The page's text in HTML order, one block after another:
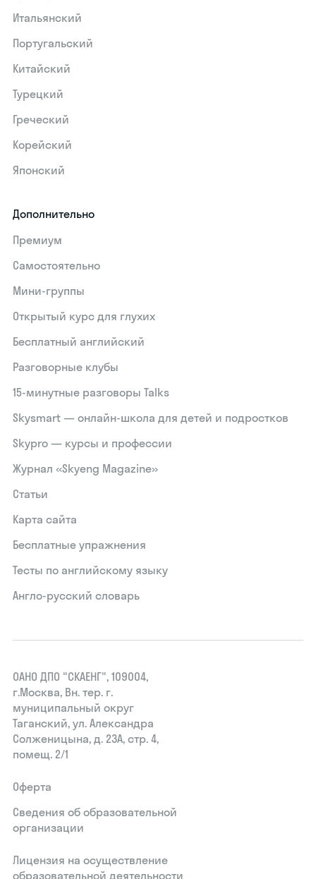
Итальянский
Португальский
Китайский
Турецкий
Греческий
Корейский
Японский
Дополнительно
Премиум
Самостоятельно
Мини-группы
Открытый курс для глухих
Бесплатный английский
Разговорные клубы
15‑минутные разговоры Talks
Skysmart — онлайн-школа для детей и подростков
Skypro — курсы и профессии
Журнал «Skyeng Magazine»
Статьи
Карта сайта
Бесплатные упражнения
Тесты по английскому языку
Англо-русский словарь
ОАНО ДПО "СКАЕНГ", 109004,
г.Москва, Вн. тер. г.
муниципальный округ
Таганский, ул. Александра
Солженицына, д. 23А, стр. 4,
помещ. 2/1
Оферта
Сведения об образовательной
организации
Лицензия на осуществление
образовательной деятельности